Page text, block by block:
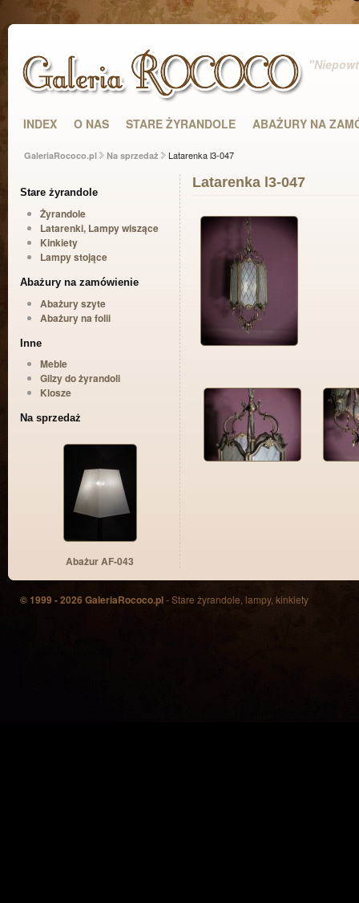
INDEX O NAS STARE ŻYRANDOLE ABAŻURY NA
GaleriaRococo.pl Na sprzedaż Latarenka l3-047
Stare żyrandole
Żyrandole
Latarenki, Lampy wiszące
Kinkiety
Lampy stojące
Abażury na zamówienie
Abażury szyte
Abażury na folii
Inne
Meble
Gilzy do żyrandoli
Klosze
Na sprzedaż
Abażur AF-043
Latarenka l3-047
© 1999 - 2026 GaleriaRococo.pl- Stare żyrandole, lampy, kinkiety